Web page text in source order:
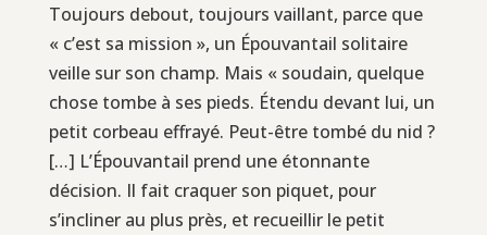
Toujours debout, toujours vaillant, parce que
« c’est sa mission », un Épouvantail solitaire
veille sur son champ. Mais « soudain, quelque
chose tombe à ses pieds. Étendu devant lui, un
petit corbeau effrayé. Peut-être tombé du nid ?
[…] L’Épouvantail prend une étonnante
décision. Il fait craquer son piquet, pour
s’incliner au plus près, et recueillir le petit